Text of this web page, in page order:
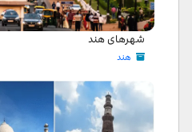
شهرهای هند
هند